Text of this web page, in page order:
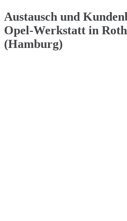
Austausch und
Opel-Werkstatt in
(Hamburg)